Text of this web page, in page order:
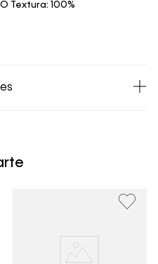
Textura: 100%
tras la recepción.
en ropa interior y